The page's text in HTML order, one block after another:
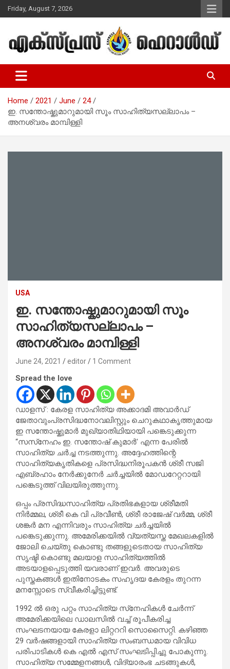
Skip
to
Friday, August 7, 2026
Express Herald – Malayalam
Christian News
Home 2021 June
24
ഇ. സന്തോഷ്കുമാറുമായി സൂം സാഹിത്യസല്ലാപം –
അനശ്വരം മാമ്പിള്ളി
USA
ഇ. സന്തോഷ്കുമാറുമായി സൂം
സാഹിത്യസല്ലാപം –
അനശ്വരം മാമ്പിള്ളി
June 24, 2021 editor 1 Comment
Spread the love
ഡാളസ് : കേരള സാഹിത്യ അക്കാദമി അവാര്‍ഡ്
ജേതാവുംപ്രസിദ്ധനോവലിസ്റ്റും ചെറുകഥാകൃത്തുമായ
ഇ സന്തോഷ്കുമാര്‍ മുഖ്യാതിഥിയായി പങ്കെടുക്കുന്ന
“സസ്‌നേഹം ഇ. സന്തോഷ് കുമാര്‍’ എന്ന പേരില്‍
സാഹിത്യ ചര്‍ച്ച നടത്തുന്നു. അദ്ദേഹത്തിന്റെ
സാഹിത്യകൃതികളെ പ്രസിദ്ധനിരൂപകന്‍ ശ്രീ സജി
എബ്രഹാം നേര്‍ക്കുനേര്‍ ചര്‍ച്ചയില്‍ മോഡറേറ്ററായി
പങ്കെടുത്ത് വിലയിരുത്തുന്നു.
ഒപ്പം പ്രസിദ്ധസാഹിത്യ പ്രതിഭകളായ ശ്രീമതി
നിര്‍മ്മല, ശ്രീ കെ വി പ്രവീണ്‍, ശ്രീ രാജേഷ് വര്‍മ്മ, ശ്രീ
ശങ്കര്‍ മന എന്നിവരും സാഹിത്യ ചര്‍ച്ചയില്‍
പങ്കെടുക്കുന്നു. അമേരിക്കയില്‍ വ്യത്യസ്ത മേഖലകളില്‍
ജോലി ചെയ്തു കൊണ്ടു തങ്ങളുടെതായ സാഹിത്യ
സൃഷ്ടി കൊണ്ടു മലയാള സാഹിത്യത്തില്‍
അടയാളപ്പെടുത്തി യവരാണ് ഇവര്‍. അവരുടെ
പുസ്തകങ്ങള്‍ ഇതിനോടകം സഹൃദയ കേരളം തുറന്ന
മനസ്സോടെ സ്വീകരിച്ചിട്ടുണ്ട്.
1992 ല്‍ ഒരു പറ്റം സാഹിത്യ സ്‌നേഹികള്‍ ചേര്‍ന്ന്
അമേരിക്കയിലെ ഡാലസില്‍ വച്ച് രൂപീകരിച്ച
സംഘടനയായ കേരളാ ലിറ്റററി സൊസൈറ്റി. കഴിഞ്ഞ
29 വര്‍ഷങ്ങളായി സാഹിത്യ സംബന്ധമായ വിവിധ
പരിപാടികള്‍ കെ എല്‍ എസ് സംഘടിപ്പിച്ചു പോകുന്നു.
സാഹിത്യ സമ്മേളനങ്ങള്‍, വിദ്യാരംഭ ചടങ്ങുകള്‍,